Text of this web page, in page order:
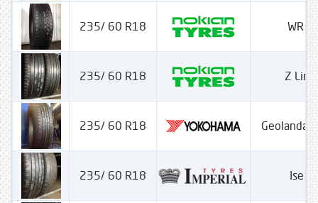
235/ 60 R18 WR
235/ 60 R18 Z Line
235/ 60 R18 Geolandar
235/ 60 R18 Ise